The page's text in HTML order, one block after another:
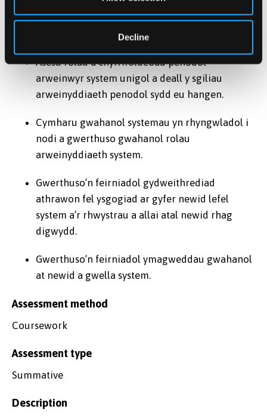
Decline
arferion arweinyddiaeth system yn cael eu rhoi
Asesu rolau a chyfrifoldebau penodol
arweinwyr system unigol a deall y sgiliau
arweinyddiaeth penodol sydd eu hangen.
Cymharu gwahanol systemau yn rhyngwladol i
nodi a gwerthuso gwahanol rolau
arweinyddiaeth system.
Gwerthuso’n feirniadol gydweithrediad
athrawon fel ysgogiad ar gyfer newid lefel
system a’r rhwystrau a allai atal newid rhag
digwydd.
Gwerthuso’n feirniadol ymagweddau gwahanol
at newid a gwella system.
Assessment method
Coursework
Assessment type
Summative
Description